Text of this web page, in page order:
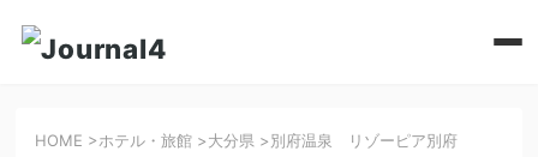
HOME >ホテル・旅館 >大分県 >別府温泉 リゾーピア別府